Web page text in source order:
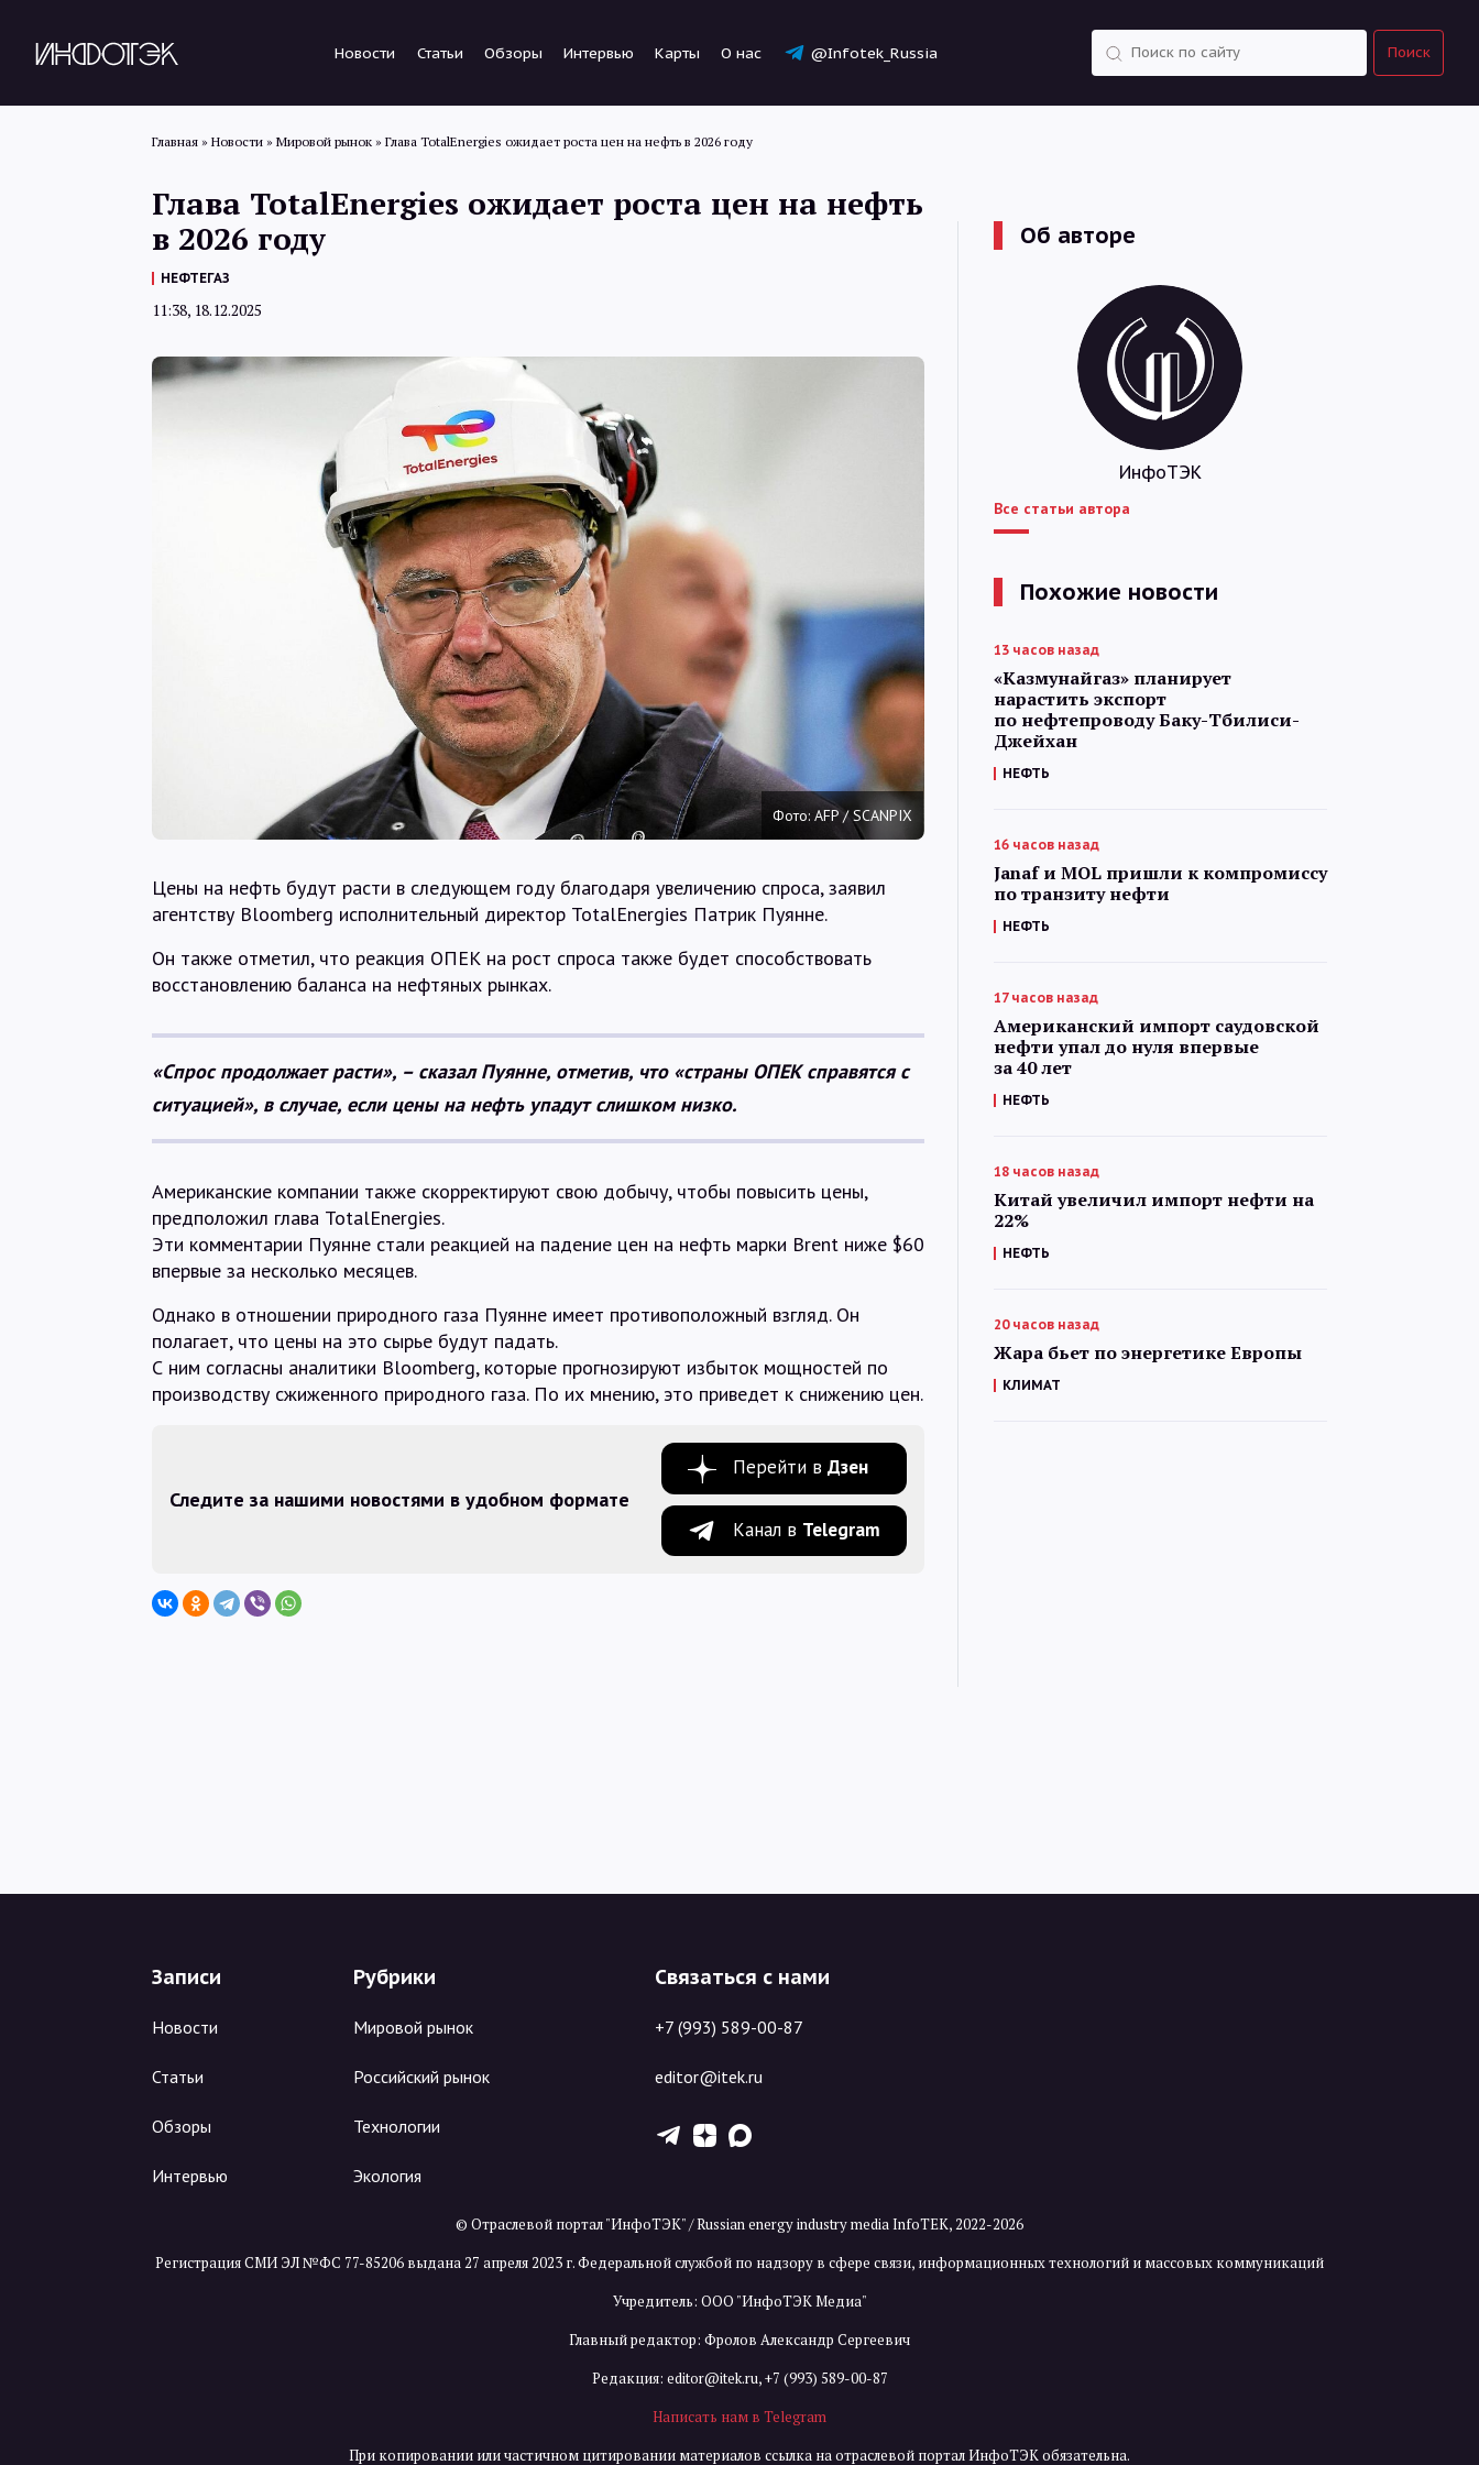
Новости Статьи Обзоры Интервью Карты О нас @Infotek_Russia Поиск
Статьи
Карты
О нас
@Infotek_Russia
Главная » Новости » Мировой рынок » Глава TotalEnergies ожидает роста цен на нефть в 2026 году
Глава TotalEnergies ожидает роста цен на нефть
в 2026 году
НЕФТЕГАЗ
11:38, 18.12.2025
Фото: AFP / SCANPIX
Цены на нефть будут расти в следующем году благодаря увеличению спроса, заявил
агентству Bloomberg исполнительный директор TotalEnergies Патрик Пуянне.
Он также отметил, что реакция ОПЕК на рост спроса также будет способствовать
восстановлению баланса на нефтяных рынках.
«Спрос продолжает расти», – сказал Пуянне, отметив, что «страны ОПЕК справятся с
ситуацией», в случае, если цены на нефть упадут слишком низко.
Американские компании также скорректируют свою добычу, чтобы повысить цены,
предположил глава TotalEnergies.
Эти комментарии Пуянне стали реакцией на падение цен на нефть марки Brent ниже $60
впервые за несколько месяцев.
Однако в отношении природного газа Пуянне имеет противоположный взгляд. Он
полагает, что цены на это сырье будут падать.
С ним согласны аналитики Bloomberg, которые прогнозируют избыток мощностей по
производству сжиженного природного газа. По их мнению, это приведет к снижению цен.
Следите за нашими новостями в удобном формате
Перейти в Дзен
Канал в Telegram
Об авторе
ИнфоТЭК
Все статьи автора
Похожие новости
13 часов назад
«Казмунайгаз» планирует
нарастить экспорт
по нефтепроводу Баку-Тбилиси-
Джейхан
НЕФТЬ
16 часов назад
Janaf и MOL пришли к компромиссу
по транзиту нефти
НЕФТЬ
17 часов назад
Американский импорт саудовской
нефти упал до нуля впервые
за 40 лет
НЕФТЬ
18 часов назад
Китай увеличил импорт нефти на
22%
НЕФТЬ
20 часов назад
Жара бьет по энергетике Европы
КЛИМАТ
Записи
Новости
Статьи
Обзоры
Интервью
Рубрики
Мировой рынок
Российский рынок
Технологии
Экология
Связаться с нами
+7 (993) 589-00-87
editor@itek.ru
T Z X
© Отраслевой портал "ИнфоТЭК" / Russian energy industry media InfoTEK, 2022-2026
Регистрация СМИ ЭЛ №ФС 77-85206 выдана 27 апреля 2023 г. Федеральной службой по надзору в сфере связи, информационных технологий и массовых коммуникаций
Учредитель: ООО "ИнфоТЭК Медиа"
Главный редактор: Фролов Александр Сергеевич
Редакция: editor@itek.ru,+7 (993) 589-00-87
Написать нам в Telegram
При копировании или частичном цитировании материалов ссылка на отраслевой портал ИнфоТЭК обязательна.